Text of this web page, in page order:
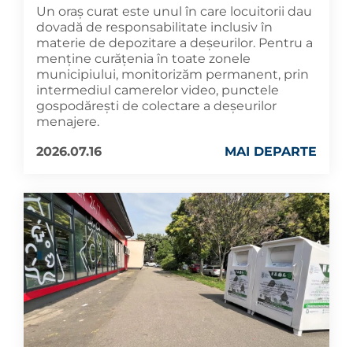
Un oraș curat este unul în care locuitorii dau
dovadă de responsabilitate inclusiv în
materie de depozitare a deșeurilor. Pentru a
menține curățenia în toate zonele
municipiului, monitorizăm permanent, prin
intermediul camerelor video, punctele
gospodărești de colectare a deșeurilor
menajere.
2026.07.16
MAI DEPARTE